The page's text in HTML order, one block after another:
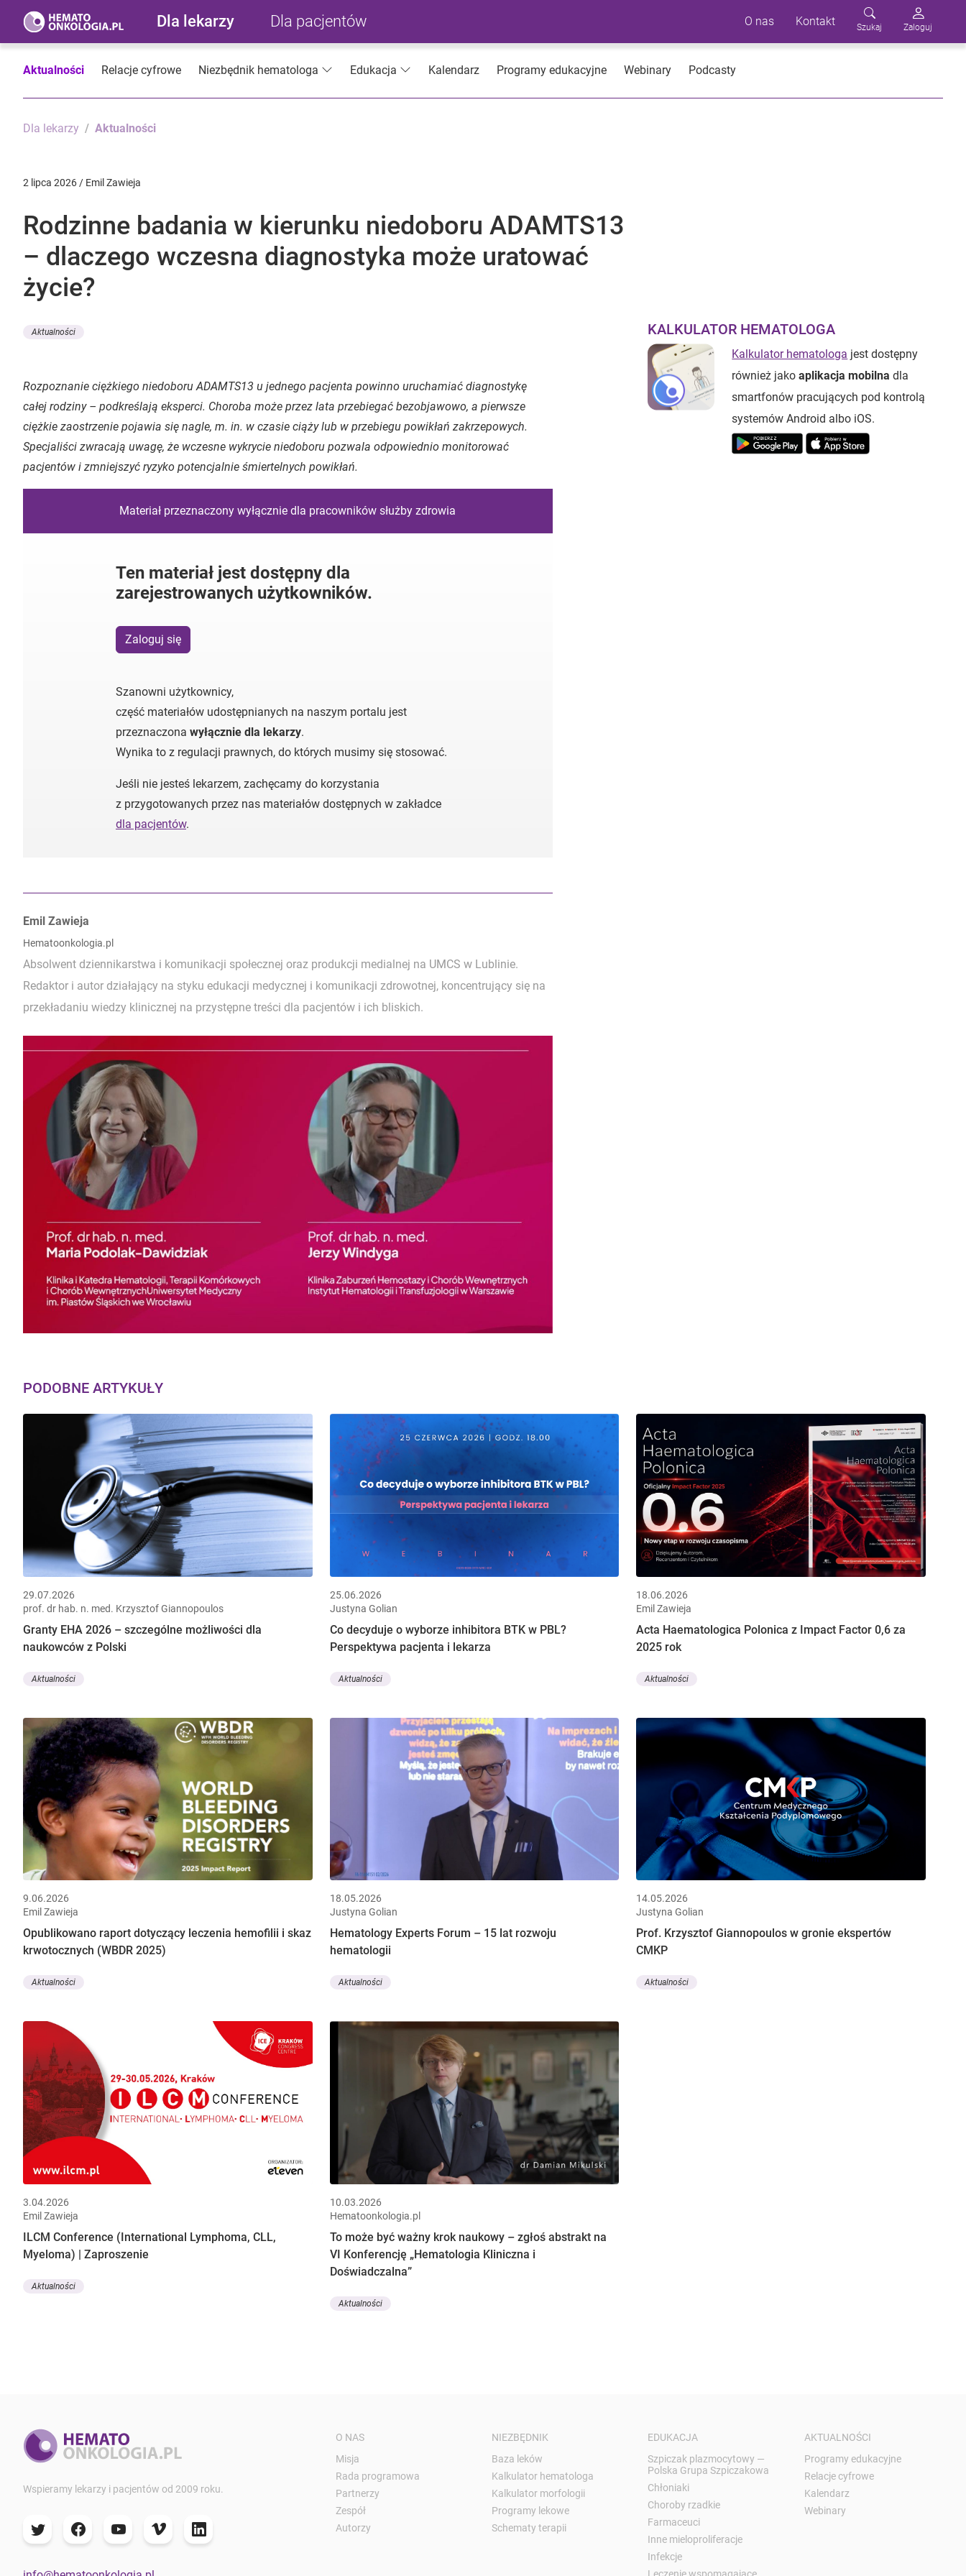
Dla lekarzy Dla pacjentów O nas Kontakt Szukaj Zaloguj
Aktualności Relacje cyfrowe Niezbędnik hematologa Edukacja Kalendarz Programy edukacyjne Webinary Podcasty
Dla lekarzy Aktualności
2 lipca 2026 / Emil Zawieja
Rodzinne badania w kierunku niedoboru ADAMTS13
– dlaczego wczesna diagnostyka może uratować
życie?
Aktualności
Rozpoznanie ciężkiego niedoboru ADAMTS13 u jednego pacjenta powinno uruchamiać diagnostykę
całej rodziny – podkreślają eksperci. Choroba może przez lata przebiegać bezobjawowo, a pierwsze
ciężkie zaostrzenie pojawia się nagle, m. in. w czasie ciąży lub w przebiegu powikłań zakrzepowych.
Specjaliści zwracają uwagę, że wczesne wykrycie niedoboru pozwala odpowiednio monitorować
pacjentów i zmniejszyć ryzyko potencjalnie śmiertelnych powikłań.
Materiał przeznaczony wyłącznie dla pracowników służby zdrowia
Ten materiał jest dostępny dla
zarejestrowanych użytkowników.
Zaloguj się
Szanowni użytkownicy,
część materiałów udostępnianych na naszym portalu jest
przeznaczona wyłącznie dla lekarzy.
Wynika to z regulacji prawnych, do których musimy się stosować.
Jeśli nie jesteś lekarzem, zachęcamy do korzystania
z przygotowanych przez nas materiałów dostępnych w zakładce
dla pacjentów.
Autorzy:
Emil Zawieja
Hematoonkologia.pl
Absolwent dziennikarstwa i komunikacji społecznej oraz produkcji medialnej na UMCS w Lublinie.
Redaktor i autor działający na styku edukacji medycznej i komunikacji zdrowotnej, koncentrujący się na
przekładaniu wiedzy klinicznej na przystępne treści dla pacjentów i ich bliskich.
KALKULATOR HEMATOLOGA
Kalkulator hematologa jest dostępny
również jakoaplikacja mobilna dla
smartfonów pracujących pod kontrolą
systemów Android albo iOS.
PODOBNE ARTYKUŁY
29.07.2026
prof. dr hab. n. med. Krzysztof Giannopoulos
Granty EHA 2026 – szczególne możliwości dla
naukowców z Polski
Aktualności
25.06.2026
Justyna Golian
Co decyduje o wyborze inhibitora BTK w PBL?
Perspektywa pacjenta i lekarza
Aktualności
18.06.2026
Emil Zawieja
Acta Haematologica Polonica z Impact Factor 0,6 za
2025 rok
Aktualności
9.06.2026
Emil Zawieja
Opublikowano raport dotyczący leczenia hemofilii i skaz
krwotocznych (WBDR 2025)
Aktualności
18.05.2026
Justyna Golian
Hematology Experts Forum – 15 lat rozwoju
hematologii
Aktualności
14.05.2026
Justyna Golian
Prof. Krzysztof Giannopoulos w gronie ekspertów
CMKP
Aktualności
3.04.2026
Emil Zawieja
ILCM Conference (International Lymphoma, CLL,
Myeloma) | Zaproszenie
Aktualności
10.03.2026
Hematoonkologia.pl
To może być ważny krok naukowy – zgłoś abstrakt na
VI Konferencję „Hematologia Kliniczna i
Doświadczalna”
Aktualności
Wspieramy lekarzy i pacjentów od 2009 roku.
O NAS
Misja
Rada programowa
Partnerzy
Zespół
Autorzy
NIEZBĘDNIK
Baza leków
Kalkulator hematologa
Kalkulator morfologii
Programy lekowe
Schematy terapii
EDUKACJA
Szpiczak plazmocytowy —
Polska Grupa Szpiczakowa
Chłoniaki
Choroby rzadkie
Farmaceuci
Inne mieloproliferacje
Infekcje
AKTUALNOŚCI
Programy edukacyjne
Relacje cyfrowe
Kalendarz
Webinary